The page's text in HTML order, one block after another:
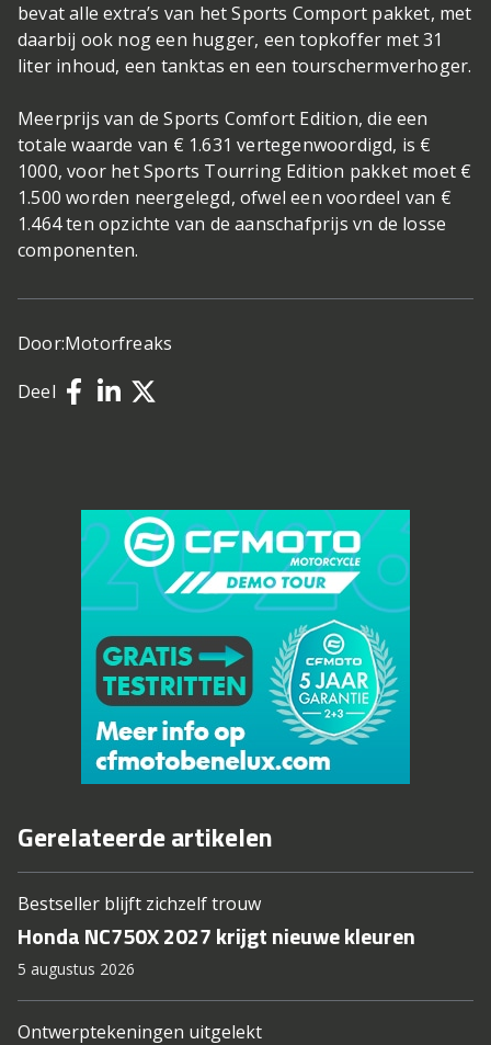
bevat alle extra’s van het Sports Comport pakket, met
daarbij ook nog een hugger, een topkoffer met 31
liter inhoud, een tanktas en een tourschermverhoger.
Meerprijs van de Sports Comfort Edition, die een
totale waarde van € 1.631 vertegenwoordigd, is €
1000, voor het Sports Tourring Edition pakket moet €
1.500 worden neergelegd, ofwel een voordeel van €
1.464 ten opzichte van de aanschafprijs vn de losse
componenten.
Door:Motorfreaks
Deel
Gerelateerde artikelen
Bestseller blijft zichzelf trouw
Honda NC750X 2027 krijgt nieuwe kleuren
5 augustus 2026
Ontwerptekeningen uitgelekt